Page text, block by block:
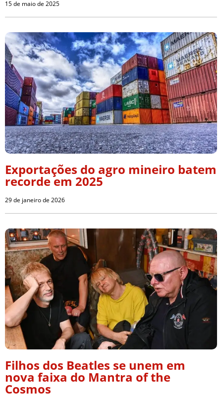
15 de maio de 2025
Exportações do agro mineiro batem
recorde em 2025
29 de janeiro de 2026
Filhos dos Beatles se unem em
nova faixa do Mantra of the
Cosmos